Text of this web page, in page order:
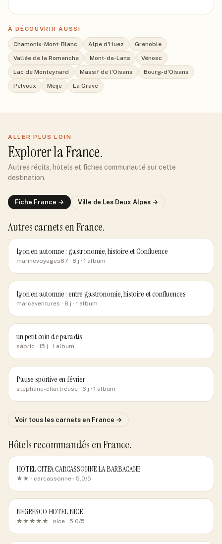
À DÉCOUVRIR AUSSI
Chamonix-Mont-Blanc Alpe d'Huez
Grenoble
Vallée de la Romanche
Mont-de-Lans
Vénosc
Lac de Monteynard
Massif de l'Oisans
Bourg-d'Oisans
Pelvoux
Meije La Grave
ALLER PLUS LOIN
Explorerla France.
Autres récits, hôtels et fiches communauté sur cette
destination.
Fiche France → Ville de Les Deux Alpes →
Autres carnets en France.
Lyon en automne : gastronomie, histoire et Confluence
marinevoyages87 · 8 j · 1 album
Lyon en automne : entre gastronomie, histoire et confluences
marcaventures · 8 j · 1 album
un petit coin de paradis
sabric · 15 j · 1 album
Pause sportive en février
stephane-chartreuse · 6 j · 1 album
Voir tous les carnets en France →
Hôtels recommandés en France.
HOTEL CITEA CARCASSONNE LA BARBACANE
★★ · carcassonne · 5.0/5
NEGRESCO HOTEL NICE
★★★★★ · nice · 5.0/5